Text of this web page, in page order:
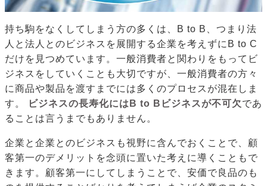
持ち駒をなくしてしまう方の多くは、B to B、つまり法
人と法人とのビジネスを展開する企業を考えずにB to C
だけを見つめています。一般消費者と関わりをもってビ
ジネスをしていくことも大切ですが、一般消費者の方々
に商品や製品を渡すまでには多くのプロセスが混在しま
す。
ビジネスの長寿化にはB to Bビジネスが不可欠であ
ることは言うまでもありません。
企業と企業とのビジネスも視野に含んでおくことで、顧
客第一のデメリットを念頭に置いた考えに導くこともで
きます。顧客第一にしてしまうことで、安価で良品のも